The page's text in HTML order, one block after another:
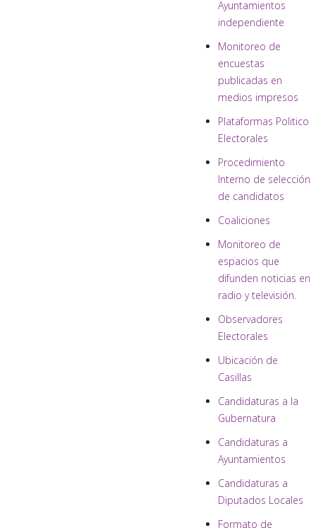
Ayuntamientos
independiente
Monitoreo de
encuestas
publicadas en
medios impresos
Plataformas Politico
Electorales
Procedimiento
Interno de selección
de candidatos
Coaliciones
Monitoreo de
espacios que
difunden noticias en
radio y televisión.
Observadores
Electorales
Ubicación de
Casillas
Candidaturas a la
Gubernatura
Candidaturas a
Ayuntamientos
Candidaturas a
Diputados Locales
Formato de